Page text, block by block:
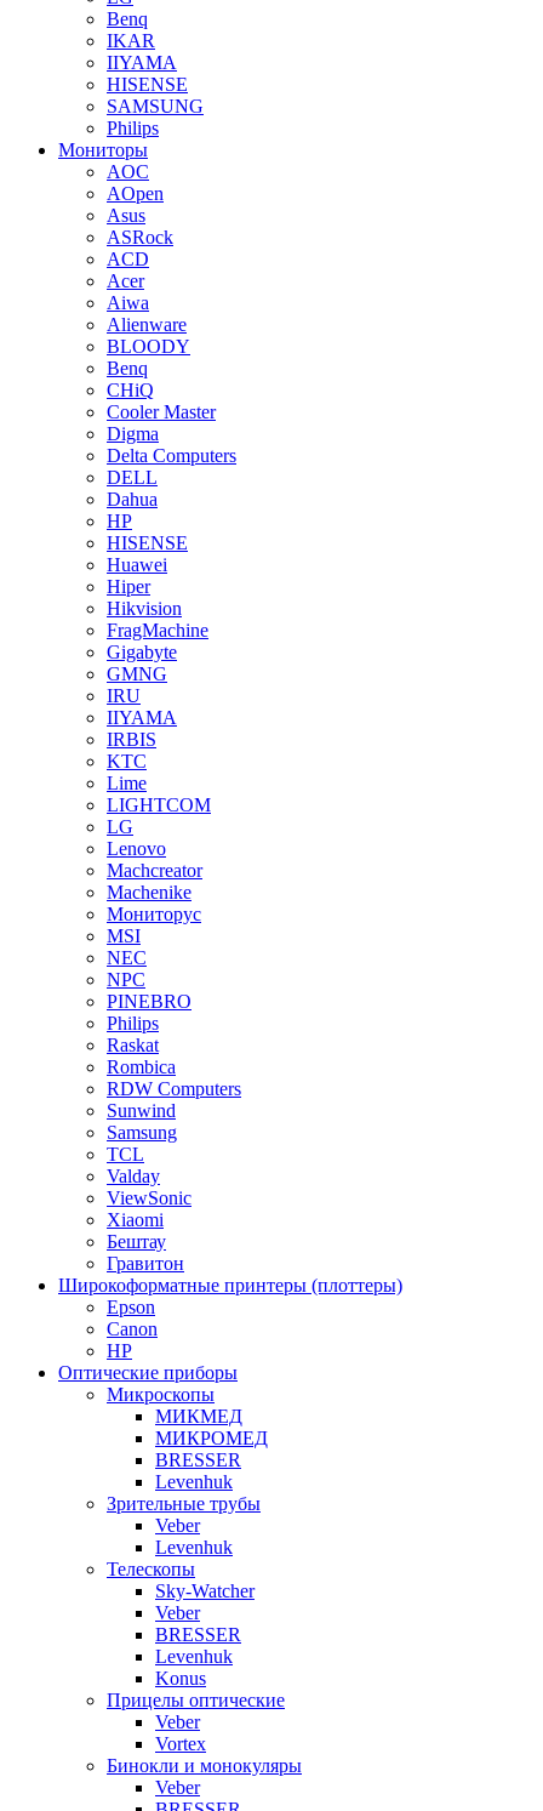
Benq
IKAR
IIYAMA
HISENSE
SAMSUNG
Philips
Мониторы
AOC
AOpen
Asus
ASRock
ACD
Acer
Aiwa
Alienware
BLOODY
Benq
CHiQ
Cooler Master
Digma
Delta Computers
DELL
Dahua
HP
HISENSE
Huawei
Hiper
Hikvision
FragMachine
Gigabyte
GMNG
IRU
IIYAMA
IRBIS
KTC
Lime
LIGHTCOM
LG
Lenovo
Machcreator
Machenike
Мониторус
MSI
NEC
NPC
PINEBRO
Philips
Raskat
Rombica
RDW Computers
Sunwind
Samsung
TCL
Valday
ViewSonic
Xiaomi
Бештау
Гравитон
Широкоформатные принтеры (плоттеры)
Epson
Canon
HP
Оптические приборы
Микроскопы
МИКМЕД
МИКРОМЕД
BRESSER
Levenhuk
Зрительные трубы
Veber
Levenhuk
Телескопы
Sky-Watcher
Veber
BRESSER
Levenhuk
Konus
Прицелы оптические
Veber
Vortex
Бинокли и монокуляры
Veber